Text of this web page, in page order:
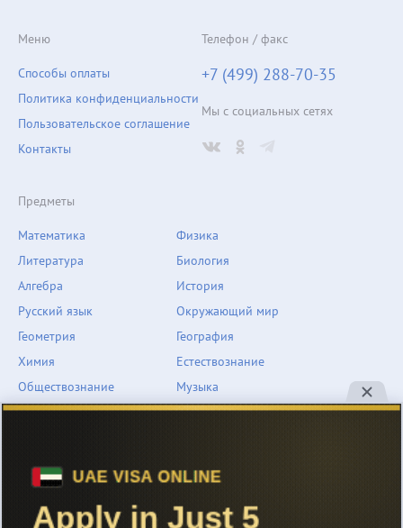
Предметы
Математика
Литература
Алгебра
Русский язык
Геометрия
Химия
Физика
Биология
История
Окружающий мир
География
Естествознание
Обществознание
Английский язык
Информатика
Человек и мир
Музыка
ОБЖ
Меню
Способы оплаты
Политика конфиденциальности
Пользовательское соглашение
Контакты
Телефон / факс
+7 (499) 288-70-35
Мы с социальных сетях